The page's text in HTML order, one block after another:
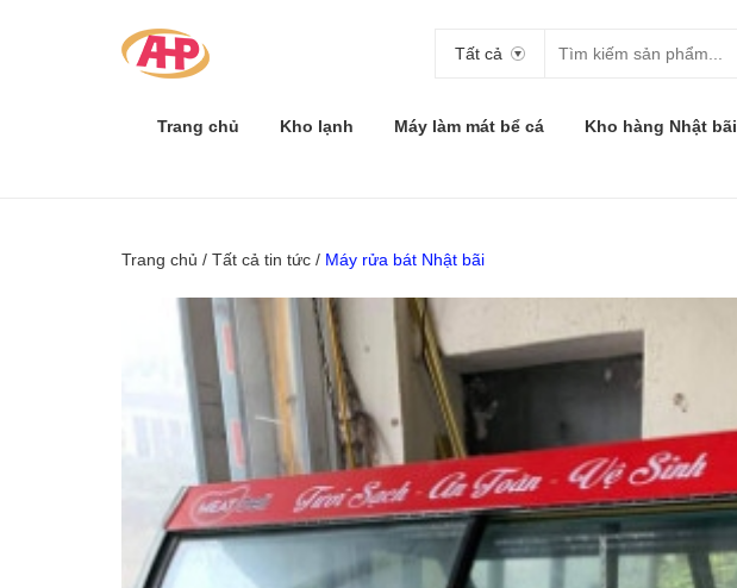
Tất cả
Trang chủ Kho lạnh Máy làm mát bể cá Kho hàng Nhật bãi
Trang chủ / Tất cả tin tức / Máy rửa bát Nhật bãi